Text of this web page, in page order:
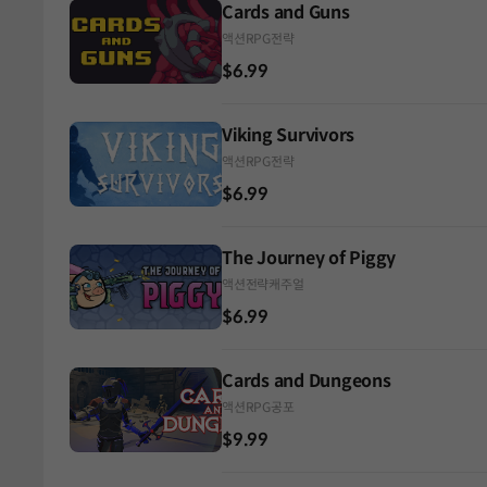
Cards and Guns
액션 RPG전략
$6.99
Viking Survivors
액션 RPG전략
$6.99
The Journey of Piggy
액션 전략캐주얼
$6.99
Cards and Dungeons
액션 RPG공포
$9.99